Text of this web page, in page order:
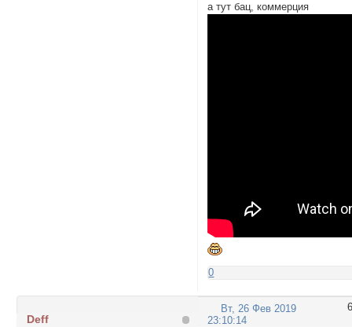
а тут бац, коммерция
0
6
Вт, 26 Фев 2019
23:10:14
Deff